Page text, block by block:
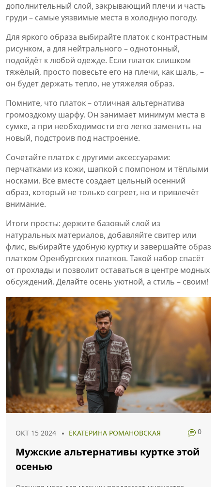
дополнительный слой, закрывающий плечи и часть
груди – самые уязвимые места в холодную погоду.
Для яркого образа выбирайте платок с контрастным
рисунком, а для нейтрального – однотонный,
подойдёт к любой одежде. Если платок слишком
тяжёлый, просто повесьте его на плечи, как шаль, –
он будет держать тепло, не утяжеляя образ.
Помните, что платок – отличная альтернатива
громоздкому шарфу. Он занимает минимум места в
сумке, а при необходимости его легко заменить на
новый, подстроив под настроение.
Сочетайте платок с другими аксессуарами:
перчатками из кожи, шапкой с помпоном и тёплыми
носками. Всё вместе создаёт цельный осенний
образ, который не только согреет, но и привлечёт
внимание.
Итоги просты: держите базовый слой из
натуральных материалов, добавляйте свитер или
флис, выбирайте удобную куртку и завершайте образ
платком Оренбургских платков. Такой набор спасёт
от прохлады и позволит оставаться в центре модных
обсуждений. Делайте осень уютной, а стиль – своим!
ОКТ 15 2024 ЕКАТЕРИНА РОМАНОВСКАЯ 0
Мужские альтернативы куртке этой
осенью